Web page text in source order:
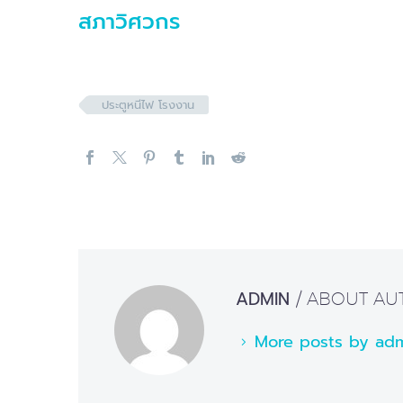
สภาวิศวกร
ประตูหนีไฟ โรงงาน
ADMIN / ABOUT
More posts by